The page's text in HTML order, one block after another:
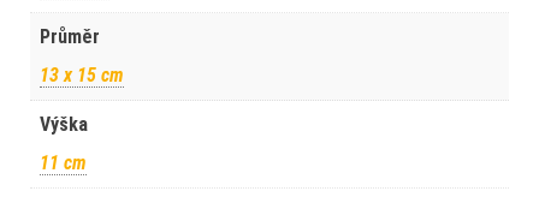
Průměr
13 x 15 cm
Výška
11 cm